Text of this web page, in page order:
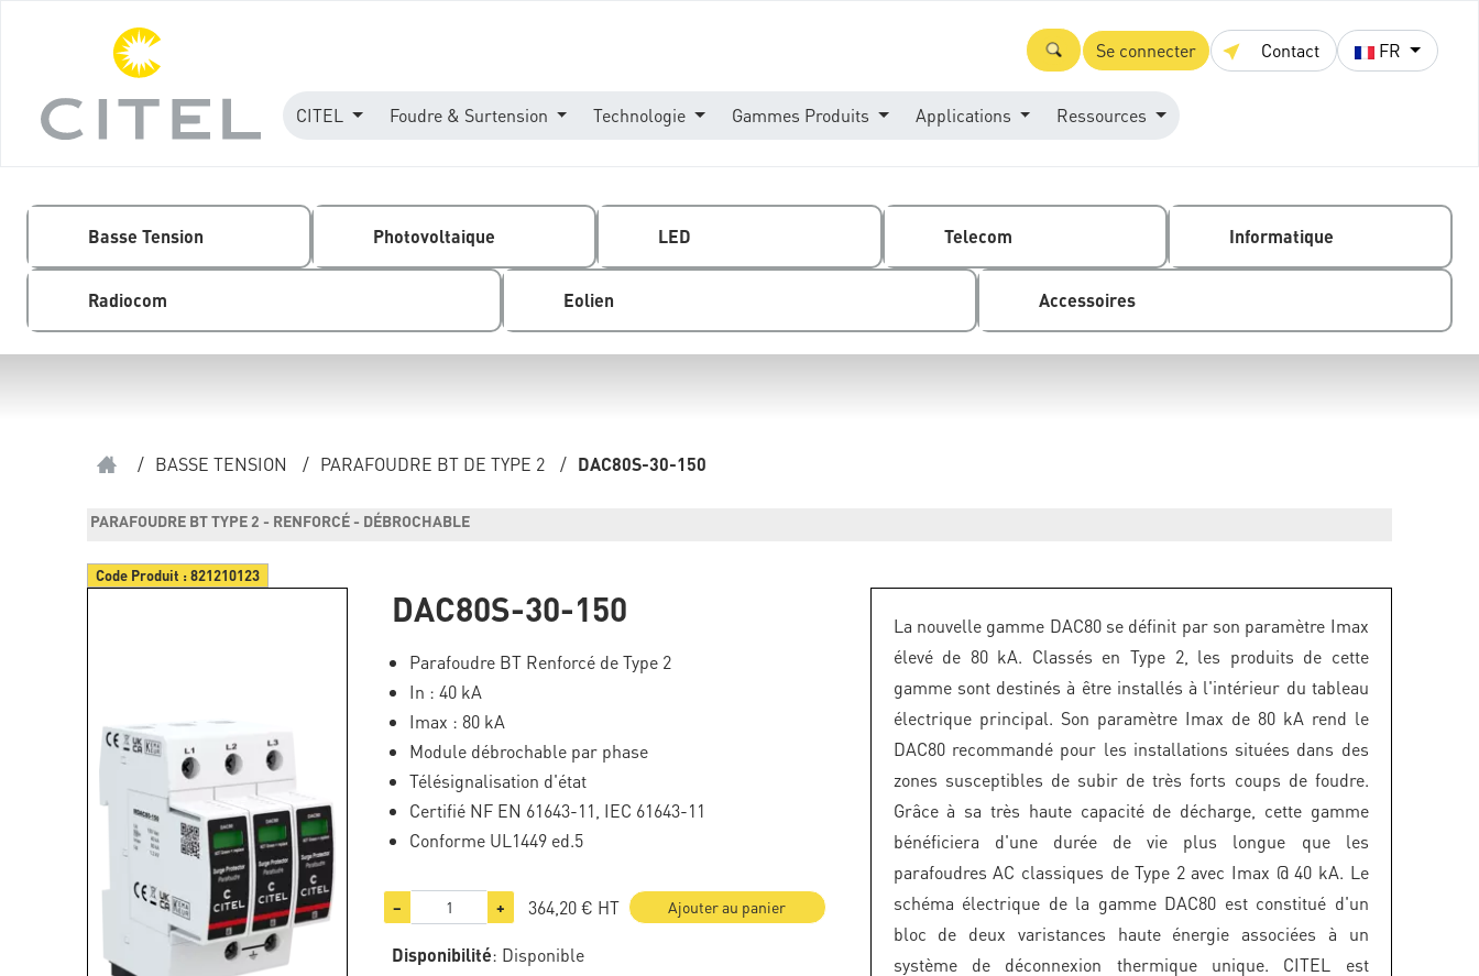
Se connecter Contact FR
CITEL Foudre & Surtension Technologie Gammes Produits Applications Ressources
Basse Tension Photovoltaique LED Telecom Informatique
Radiocom Eolien Accessoires
/ BASSE TENSION / PARAFOUDRE BT DE TYPE 2 / DAC80S-30-150
PARAFOUDRE BT TYPE 2 - RENFORCÉ - DÉBROCHABLE
Code Produit :821210123
DAC80S-30-150
Parafoudre BT Renforcé de Type 2
In : 40 kA
Imax : 80 kA
Module débrochable par phase
Télésignalisation d'état
Certifié NF EN 61643-11, IEC 61643-11
Conforme UL1449 ed.5
− + 364,20 € HT Ajouter au panier
Disponibilité: Disponible
La nouvelle gamme DAC80 se définit par son paramètre Imax
élevé de 80 kA. Classés en Type 2, les produits de cette
gamme sont destinés à être installés à l'intérieur du tableau
électrique principal. Son paramètre Imax de 80 kA rend le
DAC80 recommandé pour les installations situées dans des
zones susceptibles de subir de très forts coups de foudre.
Grâce à sa très haute capacité de décharge, cette gamme
bénéficiera d'une durée de vie plus longue que les
parafoudres AC classiques de Type 2 avec Imax @ 40 kA. Le
schéma électrique de la gamme DAC80 est constitué d'un
bloc de deux varistances haute énergie associées à un
système de déconnexion thermique unique. CITEL est